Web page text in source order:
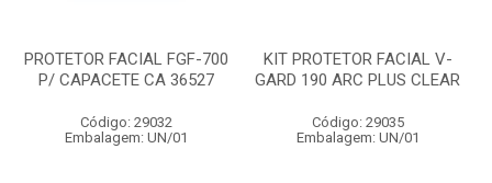
PROTETOR FACIAL FGF-700
P/ CAPACETE CA 36527
Código: 29032
Embalagem: UN/01
KIT PROTETOR FACIAL V-
GARD 190 ARC PLUS CLEAR
Código: 29035
Embalagem: UN/01